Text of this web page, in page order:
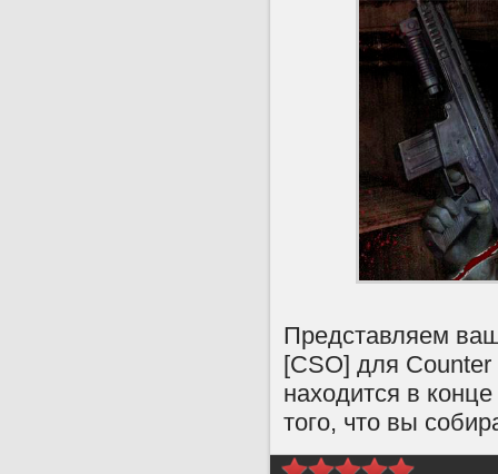
Представляем
[CSO] для Counter
находится в
того, что вы